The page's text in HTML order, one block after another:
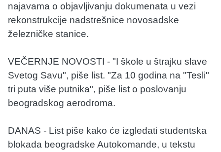
najavama o objavljivanju dokumenata u vezi
rekonstrukcije nadstrešnice novosadske
železničke stanice.
VEČERNJE NOVOSTI - "I škole u štrajku slave
Svetog Savu", piše list. "Za 10 godina na "Tesli"
tri puta više putnika", piše list o poslovanju
beogradskog aerodroma.
DANAS - List piše kako će izgledati studentska
blokada beogradske Autokomande, u tekstu